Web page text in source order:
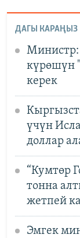
ДАГЫ КАРАҢЫЗ
Министр:
күрөшүн
керек
үчүн
доллар
“Кумтөр
тонна
жетпей
Эмгек